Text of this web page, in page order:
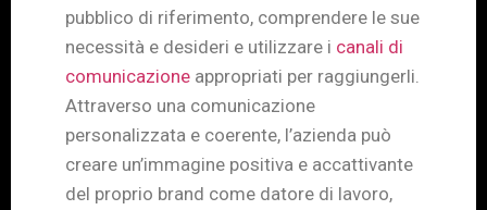
pubblico di riferimento, comprendere le sue
necessità e desideri e utilizzare i canali di
comunicazione appropriati per raggiungerli.
Attraverso una comunicazione
personalizzata e coerente, l’azienda può
creare un’immagine positiva e accattivante
del proprio brand come datore di lavoro,